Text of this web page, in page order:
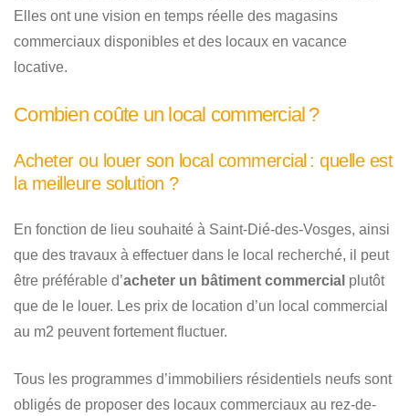
Elles ont une vision en temps réelle des magasins
commerciaux disponibles et des locaux en vacance
locative.
Combien coûte un local commercial ?
Acheter ou louer son local commercial : quelle est
la meilleure solution ?
En fonction de lieu souhaité à Saint-Dié-des-Vosges, ainsi
que des travaux à effectuer dans le local recherché, il peut
être préférable d’acheter un bâtiment commercial plutôt
que de le louer. Les prix de location d’un local commercial
au m2 peuvent fortement fluctuer.
Tous les programmes d’immobiliers résidentiels neufs sont
obligés de proposer des locaux commerciaux au rez-de-